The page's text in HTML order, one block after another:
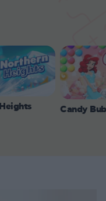
Candy